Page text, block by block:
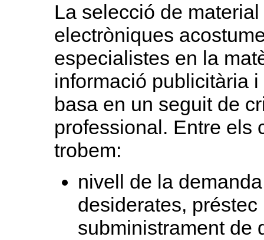
La selecció de
electròniques
especialistes en la
informació publicitària
basa en un seguit de
professional. Entre els
trobem:
nivell de la
desiderates,
subministrament de